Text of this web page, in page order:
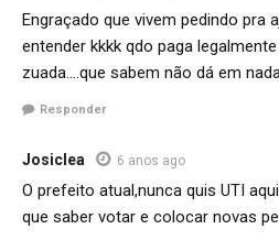
Engraçado que vivem pedindo pra
entender kkkk qdo paga
zuada….que sabem não dá em
Responder
Josiclea 6 anos ago
O prefeito atual,nunca quis UTI
que saber votar e colocar novas